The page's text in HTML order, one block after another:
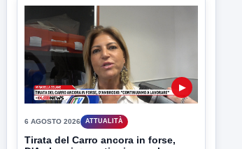
6 AGOSTO 2026 ATTUALITÀ
Miasmi, Comitati dal Prefetto: non
lasciateci soli
Comitati dal Prefetto Moscarella. Oltre a